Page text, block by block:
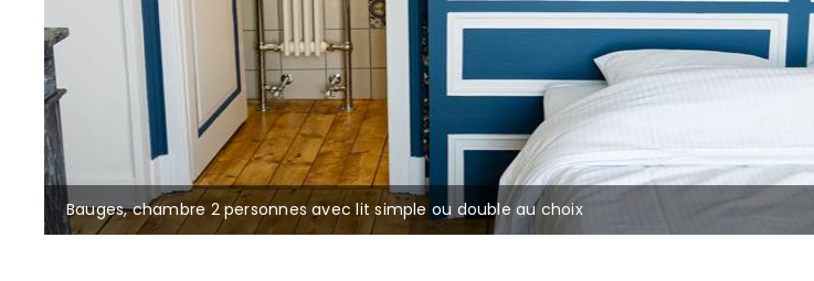
Bauges, chambre 2 personnes avec lit simple ou double au choix